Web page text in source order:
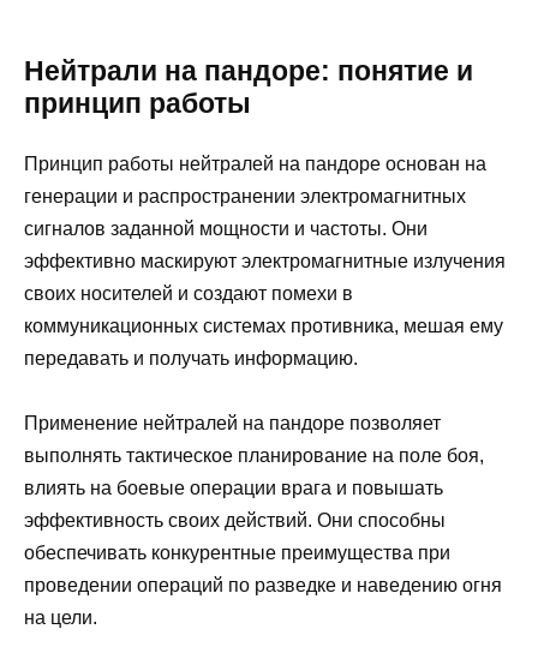
Нейтрали на пандоре: понятие и
принцип работы
Принцип работы нейтралей на пандоре основан на
генерации и распространении электромагнитных
сигналов заданной мощности и частоты. Они
эффективно маскируют электромагнитные излучения
своих носителей и создают помехи в
коммуникационных системах противника, мешая ему
передавать и получать информацию.
Применение нейтралей на пандоре позволяет
выполнять тактическое планирование на поле боя,
влиять на боевые операции врага и повышать
эффективность своих действий. Они способны
обеспечивать конкурентные преимущества при
проведении операций по разведке и наведению огня
на цели.